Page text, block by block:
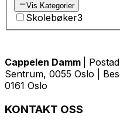
Vis Kategorier
Skolebøker3
Cappelen Damm
|
Sentrum, 0055 Oslo |
0161 Oslo
KONTAKT OSS